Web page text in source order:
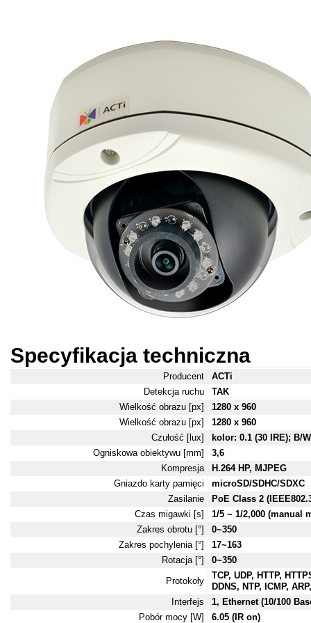
Specyfikacja techniczna
Producent
ACTi
Detekcja ruchu
TAK
Wielkość obrazu [px]
1280 x 960
Wielkość obrazu [px]
1280 x 960
Czułość [lux]
kolor: 0.1 (30 IRE); B/
Ogniskowa obiektywu [mm]
3,6
Kompresja
H.264 HP, MJPEG
Gniazdo karty pamięci
microSD/SDHC/SDXC
Zasilanie
PoE Class 2
Czas migawki [s]
1/5 ~ 1/2,000 (manual
Zakres obrotu [°]
0~350
Zakres pochylenia [°]
17~163
Rotacja [°]
0~350
Protokoły
TCP, UDP, HTTP,
DDNS, NTP, ICMP,
Interfejs
1, Ethernet (10/100
Pobór mocy [W]
6.05 (IR on)